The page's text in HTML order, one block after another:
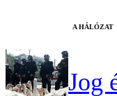
A HÁLÓZAT
Jog